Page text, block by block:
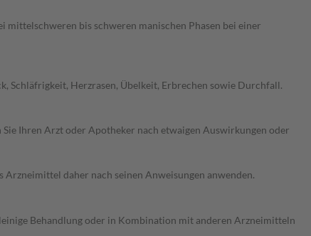
bis schweren manischen Phasen bei einer
Schläfrigkeit, Herzrasen, Übelkeit, Erbrechen sowie Durchfall.
Ihren Arzt oder Apotheker nach etwaigen Auswirkungen oder
daher nach seinen Anweisungen anwenden.
Behandlung oder in Kombination mit anderen Arzneimitteln